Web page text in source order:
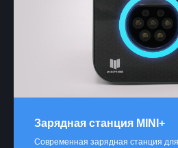
Зарядная станция MINI+
Современная зарядная станция